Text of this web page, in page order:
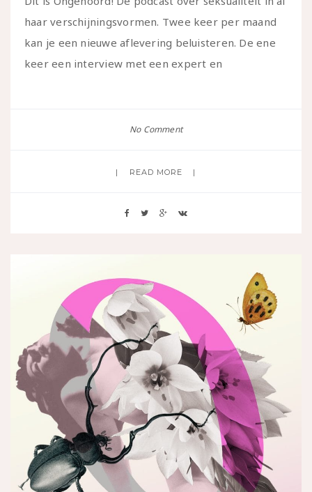
haar verschijningsvormen. Twee keer per maand
kan je een nieuwe aflevering beluisteren. De ene
keer een interview met een expert en
No Comment
READ MORE